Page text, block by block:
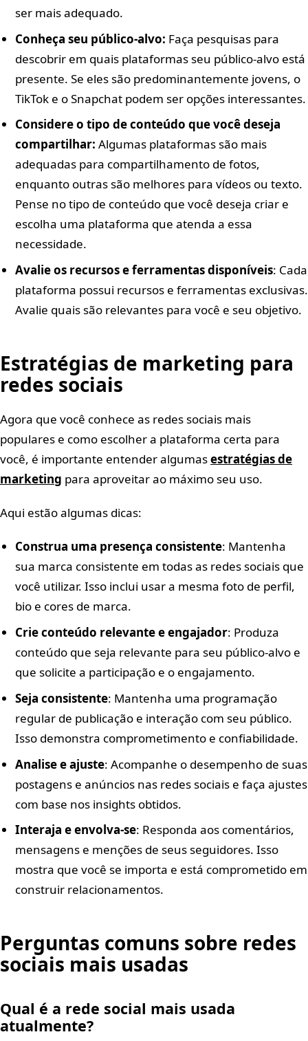
ser mais adequado.
Conheça seu público-alvo: Faça pesquisas para
descobrir em quais plataformas seu público-alvo está
presente. Se eles são predominantemente jovens, o
TikTok e o Snapchat podem ser opções interessantes.
Considere o tipo de conteúdo que você deseja
compartilhar: Algumas plataformas são mais
adequadas para compartilhamento de fotos,
enquanto outras são melhores para vídeos ou texto.
Pense no tipo de conteúdo que você deseja criar e
escolha uma plataforma que atenda a essa
necessidade.
Avalie os recursos e ferramentas disponíveis: Cada
plataforma possui recursos e ferramentas exclusivas.
Avalie quais são relevantes para você e seu objetivo.
Estratégias de marketing para
redes sociais
Agora que você conhece as redes sociais mais
populares e como escolher a plataforma certa para
você, é importante entender algumasestratégias de
marketing para aproveitar ao máximo seu uso.
Aqui estão algumas dicas:
Construa uma presença consistente: Mantenha
sua marca consistente em todas as redes sociais que
você utilizar. Isso inclui usar a mesma foto de perfil,
bio e cores de marca.
Crie conteúdo relevante e engajador: Produza
conteúdo que seja relevante para seu público-alvo e
que solicite a participação e o engajamento.
Seja consistente: Mantenha uma programação
regular de publicação e interação com seu público.
Isso demonstra comprometimento e confiabilidade.
Analise e ajuste: Acompanhe o desempenho de suas
postagens e anúncios nas redes sociais e faça ajustes
com base nos insights obtidos.
Interaja e envolva-se: Responda aos comentários,
mensagens e menções de seus seguidores. Isso
mostra que você se importa e está comprometido em
construir relacionamentos.
Perguntas comuns sobre redes
sociais mais usadas
Qual é a rede social mais usada
atualmente?